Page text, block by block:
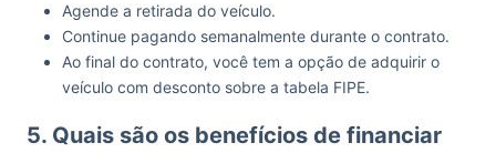
Agende a retirada do veículo.
Continue pagando semanalmente durante o contrato.
Ao final do contrato, você tem a opção de adquirir o
veículo com desconto sobre a tabela FIPE.
5. Quais são os benefícios de financiar